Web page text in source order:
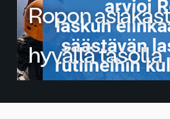
Ropon
hyvällä tasolla